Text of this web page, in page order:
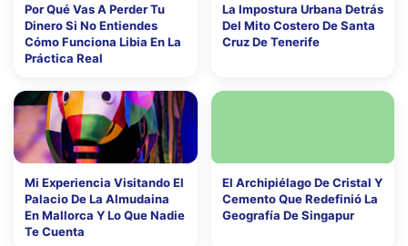
Por Qué Vas A Perder Tu
Dinero Si No Entiendes
Cómo Funciona Libia En La
Práctica Real
La Impostura Urbana Detrás
Del Mito Costero De Santa
Cruz De Tenerife
Mi Experiencia Visitando El
Palacio De La Almudaina
En Mallorca Y Lo Que Nadie
Te Cuenta
El Archipiélago De Cristal Y
Cemento Que Redefinió La
Geografía De Singapur